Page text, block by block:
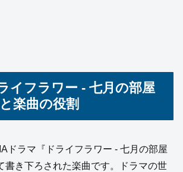
イフラワー ‑ 七月の部屋
楽曲の役割
ドラマ『ドライフラワー ‑ 七月の部屋
書き下ろされた楽曲です。ドラマの世